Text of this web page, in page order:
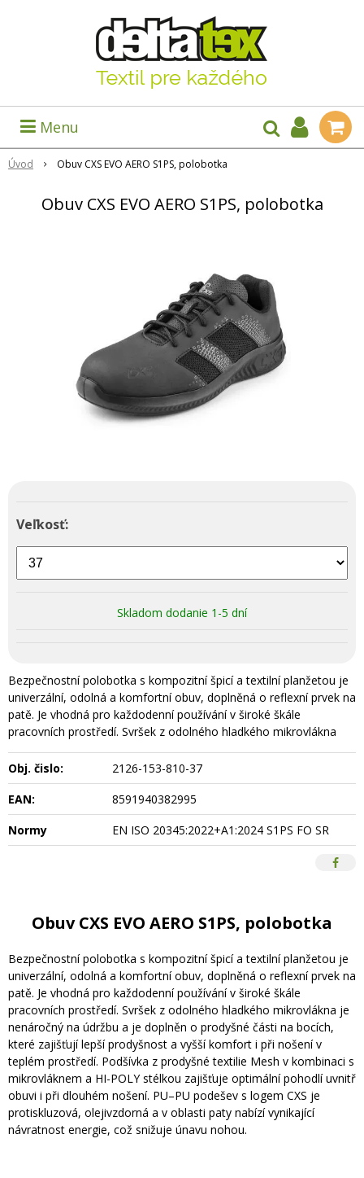
Menu
Úvod Obuv CXS EVO AERO S1PS, polobotka
Obuv CXS EVO AERO S1PS, polobotka
Veľkosť:
Skladom dodanie 1-5 dní
Bezpečnostní polobotka s kompozitní špicí a textilní planžetou je
univerzální, odolná a komfortní obuv, doplněná o reflexní prvek na
patě. Je vhodná pro každodenní používání v široké škále
pracovních prostředí. Svršek z odolného hladkého mikrovlákna
Obj. čislo:
2126-153-810-37
EAN:
8591940382995
Normy
EN ISO 20345:2022+A1:2024 S1PS FO SR
Obuv CXS EVO AERO S1PS, polobotka
Bezpečnostní polobotka s kompozitní špicí a textilní planžetou je
univerzální, odolná a komfortní obuv, doplněná o reflexní prvek na
patě. Je vhodná pro každodenní používání v široké škále
pracovních prostředí. Svršek z odolného hladkého mikrovlákna je
nenáročný na údržbu a je doplněn o prodyšné části na bocích,
které zajišťují lepší prodyšnost a vyšší komfort i při nošení v
teplém prostředí. Podšívka z prodyšné textilie Mesh v kombinaci s
mikrovláknem a HI-POLY stélkou zajišťuje optimální pohodlí uvnitř
obuvi i při dlouhém nošení. PU–PU podešev s logem CXS je
protiskluzová, olejivzdorná a v oblasti paty nabízí vynikající
návratnost energie, což snižuje únavu nohou.